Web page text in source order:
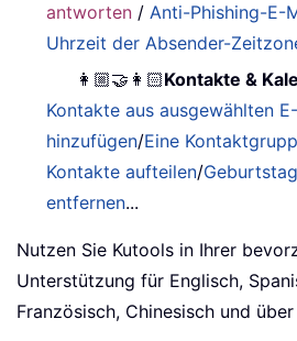
antworten /Anti-Phishing-E-
Uhrzeit der Absender-
👩🏼‍🤝‍👩🏻Kontakte &
Kontakte aus ausgewählten
hinzufügen/Eine
Kontakte aufteilen/
entfernen...
Nutzen Sie Kutools in Ihrer
Unterstützung für Englisch,
Französisch, Chinesisch und